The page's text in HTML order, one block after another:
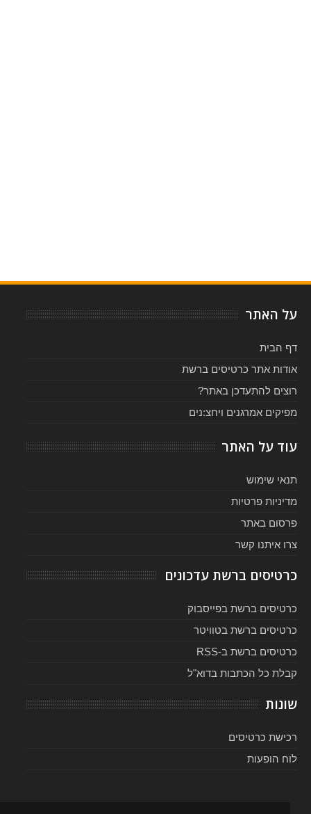
על האתר
דף הבית
אודות אתר כרטיסים ברשת
רוצים להתעדכן באתר?
מפיקים אמרגנים ויחצ:נים
עוד על האתר
תנאי שימוש
מדיניות פרטיות
פרסום באתר
צרו איתנו קשר
כרטיסים ברשת עדכונים
כרטיסים ברשת בפייסבוק
כרטיסים ברשת בטוויטר
כרטיסים ברשת ב-RSS
קבלת כל הכתבות בדוא"ל
שונות
רכישת כרטיסים
לוח הופעות